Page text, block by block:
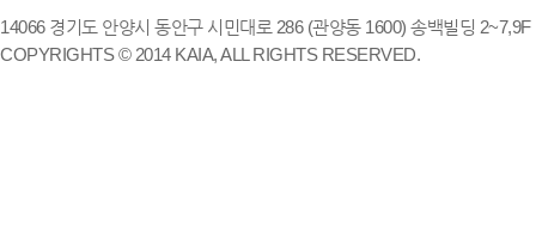
14066 경기도 안양시 동안구 시민대로 286 (관양동 1600) 송백빌딩
COPYRIGHTS © 2014 KAIA, ALL RIGHTS RESERVED.